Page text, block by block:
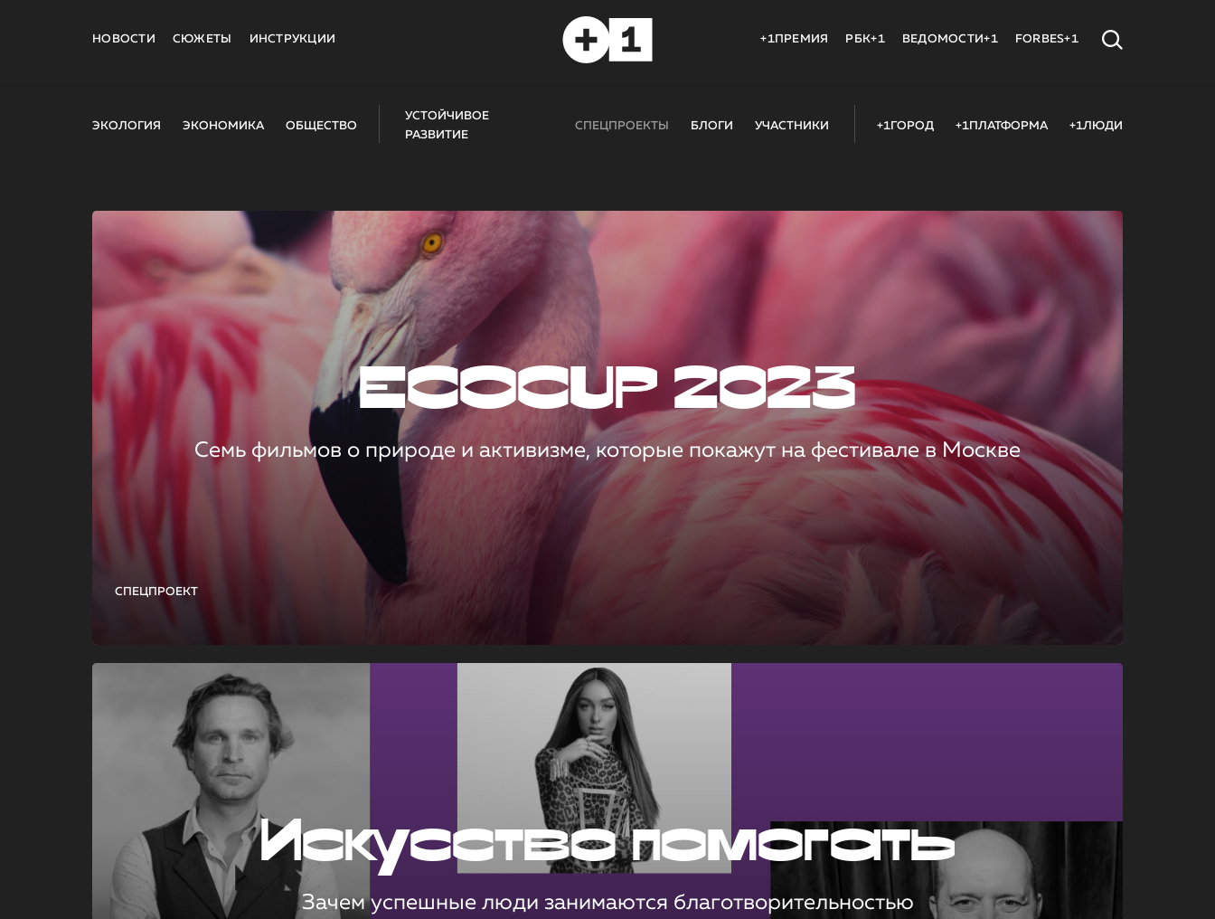
НОВОСТИ СЮЖЕТЫ ИНСТРУКЦИИ +1ПРЕМИЯ РБК+1 ВЕДОМОСТИ+1 FORBES+1
ЭКОЛОГИЯ ЭКОНОМИКА ОБЩЕСТВО
УСТОЙЧИВОЕ
РАЗВИТИЕ
СПЕЦПРОЕКТЫ БЛОГИ УЧАСТНИКИ +1ГОРОД +1ПЛАТФОРМА +1ЛЮДИ
СПЕЦПРОЕКТ
ECOCUP 2023
Семь фильмов о природе и активизме, которые покажут на фестивале в Москве
Искусство помогать
Зачем успешные люди занимаются благотворительностью